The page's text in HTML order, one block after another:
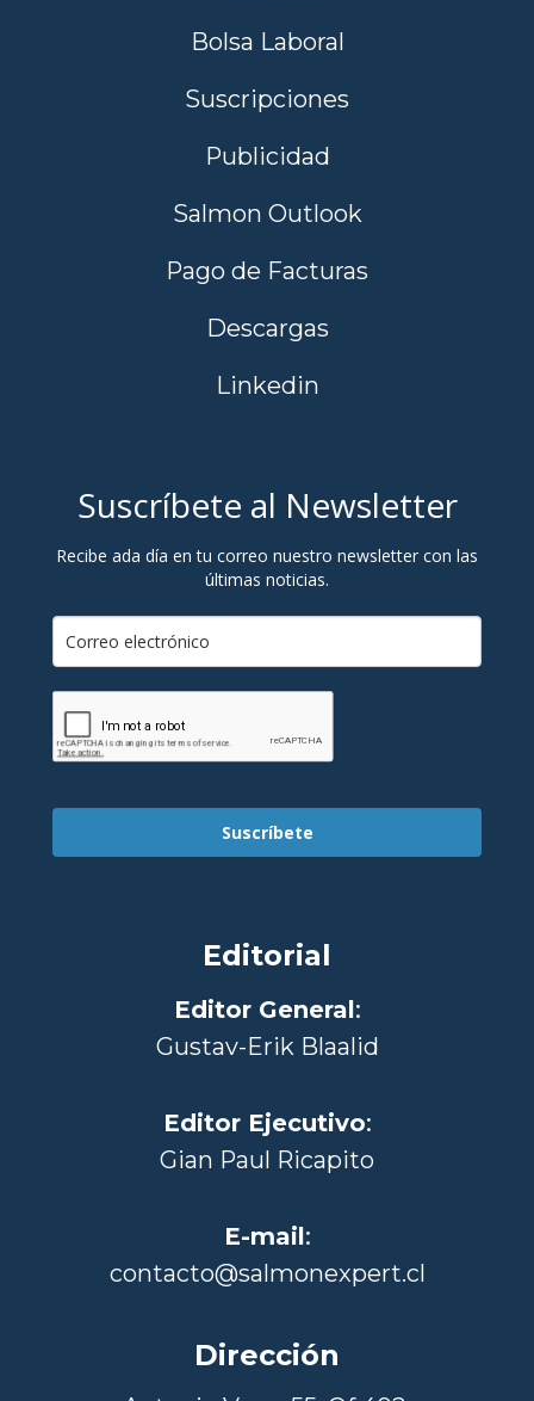
Bolsa Laboral
Suscripciones
Publicidad
Salmon Outlook
Pago de Facturas
Descargas
Linkedin
Suscríbete al Newsletter
Recibe ada día en tu correo nuestro newsletter con las
últimas noticias.
Suscríbete
Editorial
Editor General :
Gustav-Erik Blaalid
Editor Ejecutivo:
Gian Paul Ricapito
E-mail :
contacto@salmonexpert.cl
Dirección